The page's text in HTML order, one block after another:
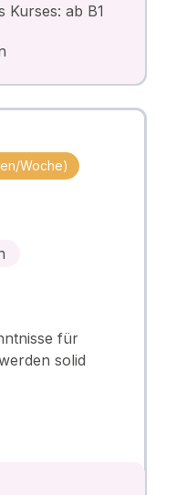
Kurses: ab B1
Woche)
für
solid